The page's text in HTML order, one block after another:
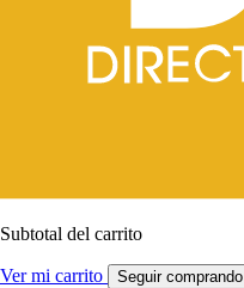
Subtotal del carrito
Ver mi carrito Seguir comprando